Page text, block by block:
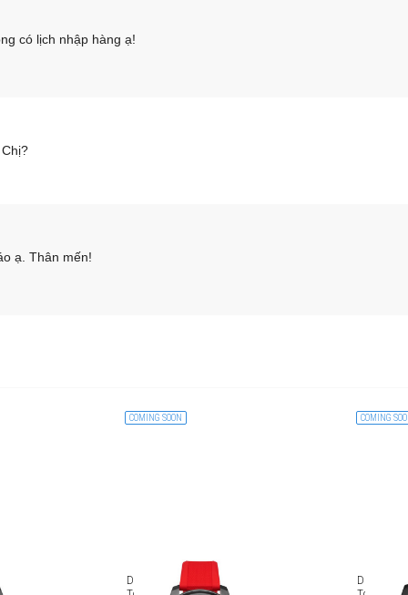
có lịch nhập hàng ạ!
ạ. Thân mến!
COMING SOON
Diesel On Full Guard
COMING
Diesel On